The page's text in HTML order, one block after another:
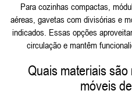
Para cozinhas compactas,
aéreas, gavetas com divisórias e
indicados. Essas opções
circulação e mantêm
Quais materiais
móveis